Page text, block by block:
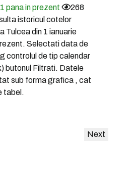
pana in prezent
268
istoricul cotelor
Tulcea din 1 ianuarie
Selectati data de
controlul de tip calendar
butonul Filtrati. Datele
sub forma grafica , cat
tabel.
Next